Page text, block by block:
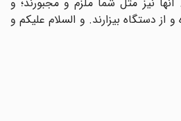
از دستگاه بیزارند. و السلام علیکم و